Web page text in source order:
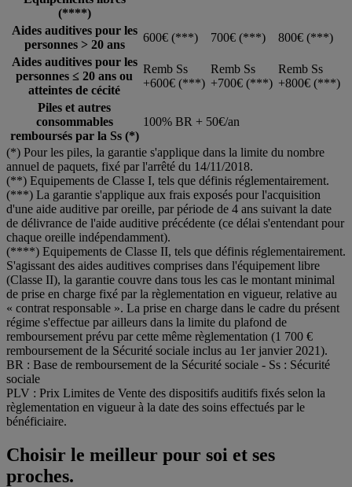
(****)
Aides auditives pour les
personnes > 20 ans
600€ (***) 700€ (***)
800€ (***)
Aides auditives pour les
personnes ≤ 20 ans ou
atteintes de cécité
Remb Ss
+600€ (***)
Remb Ss
+700€ (***)
Remb Ss
+800€ (***)
Piles et autres
consommables
remboursés par la Ss (*)
100% BR + 50€/an
(*) Pour les piles, la garantie s'applique dans la limite du nombre
annuel de paquets, fixé par l'arrêté du 14/11/2018.
(**) Equipements de Classe I, tels que définis réglementairement.
(***) La garantie s'applique aux frais exposés pour l'acquisition
d'une aide auditive par oreille, par période de 4 ans suivant la date
de délivrance de l'aide auditive précédente (ce délai s'entendant pour
chaque oreille indépendamment).
(****) Equipements de Classe II, tels que définis réglementairement.
S'agissant des aides auditives comprises dans l'équipement libre
(Classe II), la garantie couvre dans tous les cas le montant minimal
de prise en charge fixé par la règlementation en vigueur, relative au
« contrat responsable ». La prise en charge dans le cadre du présent
régime s'effectue par ailleurs dans la limite du plafond de
remboursement prévu par cette même règlementation (1 700 €
remboursement de la Sécurité sociale inclus au 1er janvier 2021).
BR : Base de remboursement de la Sécurité sociale ‐ Ss : Sécurité
sociale
PLV : Prix Limites de Vente des dispositifs auditifs fixés selon la
règlementation en vigueur à la date des soins effectués par le
bénéficiaire.
Choisir le meilleur pour soi et ses
proches.